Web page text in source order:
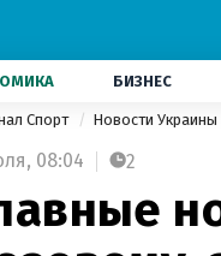
БИЗНЕС
Спорт Новости Украины
08:04 2